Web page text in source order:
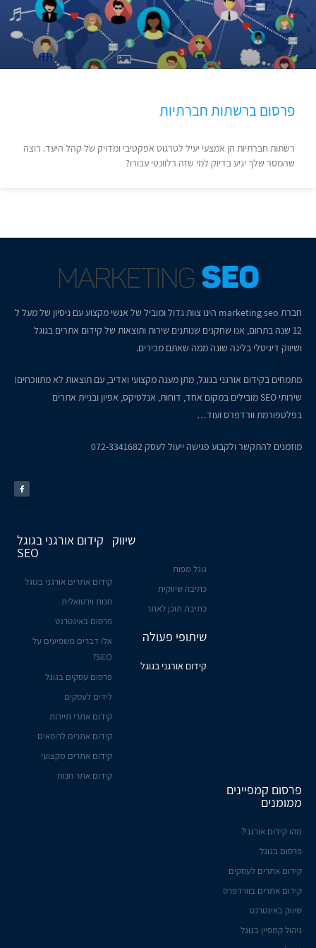
פרסום ברשתות חברתיות
רשתות חברתיות הן אמצעי יעיל לטרגוט אפקטיבי ומדויק של קהל היעד. רוצה
שהמסר שלך יגיע בדיוק למי שזה רלוונטי עבורו?
חברת marketing seo הינו צוות גדול ומוביל של אנשי מקצוע עם ניסיון של מעל ל
12 שנה בתחום, אנו שחקנים שנותנים שירות ותוצאות של קידום אתרים בגוגל
ושיווק דיגיטלי בליגה שונה ממה שאתם מכירים.
מתמחים בקידום אורגני בגוגל, מתן מענה מקצועי ואדיב, עם תוצאות לא מתווכחים!
שירותי SEO מובילים במקום אחד, דוחות, אנלטיקס, אפיון ובניית אתרים
בפלטפורמת וורדפרס ועוד…
מוזמנים להתקשר ולקבוע פגישה ייעול לעסק072-3341682
שיווק
גוגל מפות
כתיבה שיווקית
כתיבת תוכן לאתר
שיתופי פעולה
קידום אורגני בגוגל
קידום אורגני בגוגל
SEO
קידום אתרים אורגני בגוגל
חנות וירטואלית
פרסום באינטרנט
אלו דברים משפיעים על
SEO?
פרסום עסקים בגוגל
לידים לעסקים
קידום אתרי תיירות
קידום אתרים לרופאים
קידום אתרים מקצועי
קידום אתר חנות
פרסום קמפיינים
ממומנים
מהו קידום אורגני?
פרסום בגוגל
קידום אתרים לעסקים
קידום אתרים בוורדפרס
שיווק באינטרנט
ניהול קמפיין בגוגל